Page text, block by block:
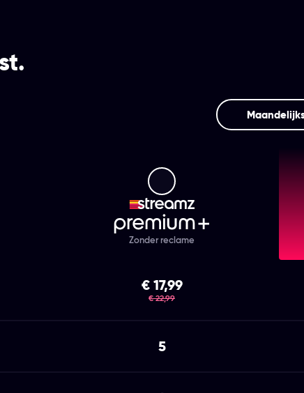
Streamz Premium+
Zonder reclame
€ 17,99
was
€ 22,99
5